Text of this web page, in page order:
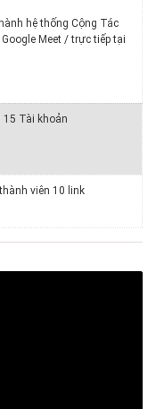
hệ thống Cộng Tác
Meet / trực tiếp tại
15 Tài khoản
viên 10 link